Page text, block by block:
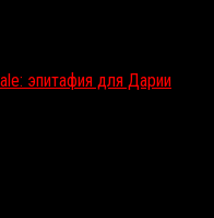
эпитафия для Дарии